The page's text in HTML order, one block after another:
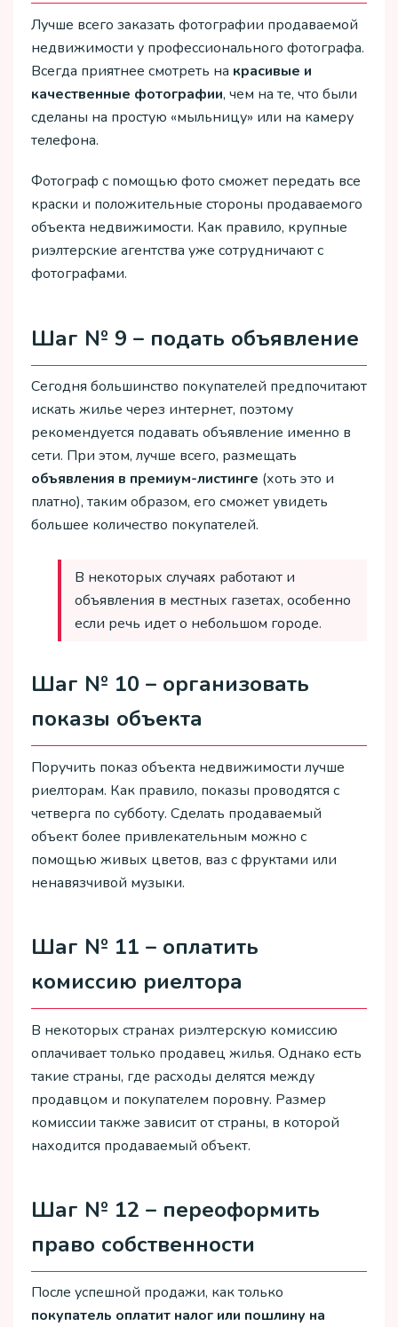
Лучше всего заказать фотографии продаваемой
недвижимости у профессионального фотографа.
Всегда приятнее смотреть на красивые и
качественные фотографии, чем на те, что были
сделаны на простую «мыльницу» или на камеру
телефона.
Фотограф с помощью фото сможет передать все
краски и положительные стороны продаваемого
объекта недвижимости. Как правило, крупные
риэлтерские агентства уже сотрудничают с
фотографами.
Шаг № 9 – подать объявление
Сегодня большинство покупателей предпочитают
искать жилье через интернет, поэтому
рекомендуется подавать объявление именно в
сети. При этом, лучше всего, размещать
объявления в премиум-листинге (хоть это и
платно), таким образом, его сможет увидеть
большее количество покупателей.
В некоторых случаях работают и
объявления в местных газетах, особенно
если речь идет о небольшом городе.
Шаг № 10 – организовать
показы объекта
Поручить показ объекта недвижимости лучше
риелторам. Как правило, показы проводятся с
четверга по субботу. Сделать продаваемый
объект более привлекательным можно с
помощью живых цветов, ваз с фруктами или
ненавязчивой музыки.
Шаг № 11 – оплатить
комиссию риелтора
В некоторых странах риэлтерскую комиссию
оплачивает только продавец жилья. Однако есть
такие страны, где расходы делятся между
продавцом и покупателем поровну. Размер
комиссии также зависит от страны, в которой
находится продаваемый объект.
Шаг № 12 – переоформить
право собственности
После успешной продажи, как только
покупатель оплатит налог или пошлину на